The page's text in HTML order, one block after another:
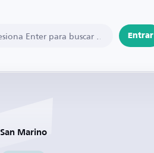
Entrar
San Marino